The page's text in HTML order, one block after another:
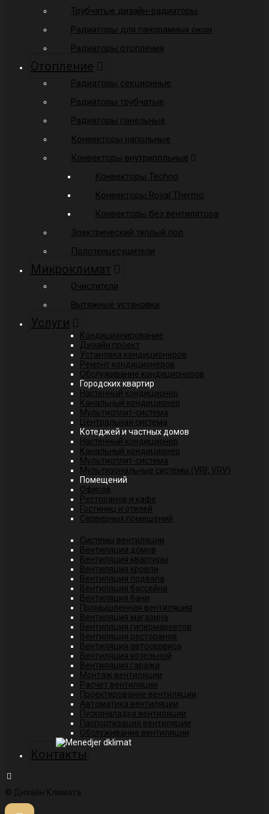
Трубчатые дизайн-радиаторы
Радиаторы для панорамных окон
Радиаторы отопления
Отопление
Радиаторы секционные
Радиаторы трубчатые
Радиаторы панельные
Конвекторы напольные
Конвекторы внутрипольные
Конвекторы Techno
Конвекторы Royal Thermo
Конвекторы без вентилятора
Электрический теплый пол
Полотенцесушители
Микроклимат
Очистители
Вытяжные установки
Услуги
Кондиционирование
Дизайн проект
Установка кондиционеров
Ремонт кондиционеров
Обслуживание кондиционеров
Городских квартир
Настенный кондиционер
Канальный кондиционер
Мультисплит-система
Центральная система
Котеджей и частных домов
Настенный кондиционер
Канальный кондиционер
Мультисплит-система
Мультизональные системы (VRF, VRV)
Помещений
Офисов
Ресторанов и кафе
Гостиниц и отелей
Серверных помещений
Системы вентиляции
Вентиляция домов
Вентиляция квартиры
Вентиляция кровли
Вентиляция подвала
Вентиляция бассейна
Вентиляция бани
Промышленная вентиляция
Вентиляция магазина
Вентиляция гипермаркетов
Вентиляция ресторанов
Вентиляция автосервиса
Вентиляция котельной
Вентиляция гаража
Монтаж вентиляции
Расчет вентиляции
Проектирование вентиляции
Автоматика вентиляции
Пусконаладка вентиляции
Паспортизация вентиляции
Обслуживание вентиляции
Контакты
© Дизайн Климата